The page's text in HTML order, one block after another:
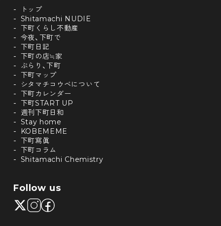
トップ
Shitamachi NUDIE
下町くらし不動産
今夜、下町で
下町日記
下町の店≒家
ぶらり、下町
下町マップ
シタマチコウベについて
下町カレンダー
下町START UP
週刊下町日和
Stay home
KOBEMEME
下町寫眞
下町コラム
Shitamachi Chemistry
Follow us